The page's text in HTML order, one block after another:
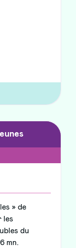
» de
les
du
mn.